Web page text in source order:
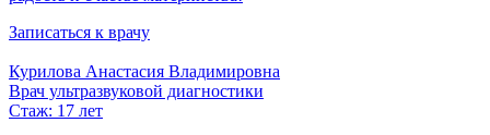
Записаться к врачу
Курилова Анастасия Владимировна
Врач ультразвуковой диагностики
Стаж: 17 лет